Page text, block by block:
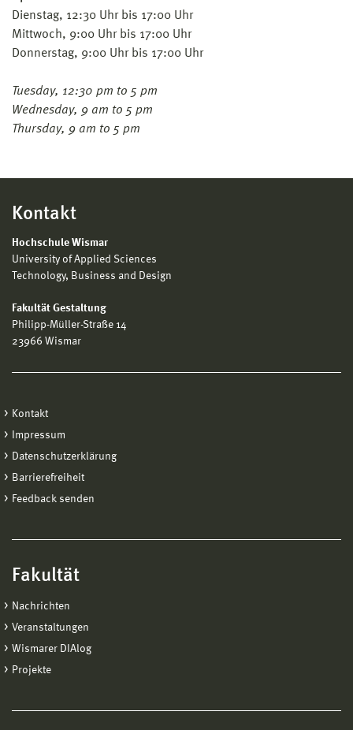
Dienstag, 12:30 Uhr bis 17:00 Uhr
Mittwoch, 9:00 Uhr bis 17:00 Uhr
Donnerstag, 9:00 Uhr bis 17:00 Uhr
Tuesday, 12:30 pm to 5 pm
Wednesday, 9 am to 5 pm
Thursday, 9 am to 5 pm
Kontakt
Hochschule Wismar
University of Applied Sciences
Technology, Business and Design
Fakultät Gestaltung
Philipp-Müller-Straße 14
23966 Wismar
Kontakt
Impressum
Datenschutzerklärung
Barrierefreiheit
Feedback senden
Fakultät
Nachrichten
Veranstaltungen
Wismarer DIAlog
Projekte